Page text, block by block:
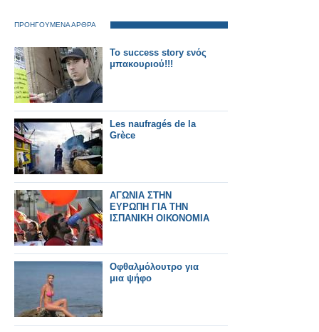
ΠΡΟΗΓΟΥΜΕΝΑ ΑΡΘΡΑ
Το success story ενός
μπακουριού!!!
Les naufragés de la
Grèce
ΑΓΩΝΙΑ ΣΤΗΝ
ΕΥΡΩΠΗ ΓΙΑ ΤΗΝ
ΙΣΠΑΝΙΚΗ ΟΙΚΟΝΟΜΙΑ
Οφθαλμόλουτρο για
μια ψήφο